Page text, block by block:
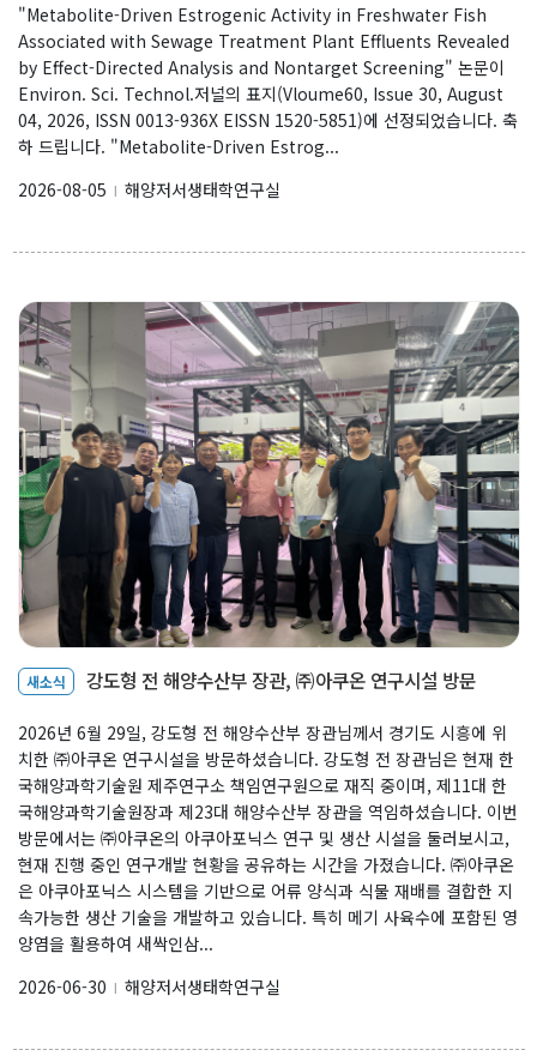
"Metabolite-Driven Estrogenic Activity in Freshwater Fish
Associated with Sewage Treatment Plant Effluents Revealed
by Effect-Directed Analysis and Nontarget Screening" 논문이
Environ. Sci. Technol.저널의 표지(Vloume60, Issue 30, August
04, 2026, ISSN 0013-936X EISSN 1520-5851)에 선정되었습니다. 축
하 드립니다. "Metabolite-Driven Estrog...
2026-08-05
해양저서생태학연구실
새소식 강도형 전 해양수산부 장관, ㈜아쿠온 연구시설 방문
2026년 6월 29일, 강도형 전 해양수산부 장관님께서 경기도 시흥에 위
치한 ㈜아쿠온 연구시설을 방문하셨습니다. 강도형 전 장관님은 현재 한
국해양과학기술원 제주연구소 책임연구원으로 재직 중이며, 제11대 한
국해양과학기술원장과 제23대 해양수산부 장관을 역임하셨습니다. 이번
방문에서는 ㈜아쿠온의 아쿠아포닉스 연구 및 생산 시설을 둘러보시고,
현재 진행 중인 연구개발 현황을 공유하는 시간을 가졌습니다. ㈜아쿠온
은 아쿠아포닉스 시스템을 기반으로 어류 양식과 식물 재배를 결합한 지
속가능한 생산 기술을 개발하고 있습니다. 특히 메기 사육수에 포함된 영
양염을 활용하여 새싹인삼...
2026-06-30 l 해양저서생태학연구실
Research
Vision & Goal
Topics
Projects
Facilities
Journal Articles
Presentations
Invited Talks or Keynote
Our data
Our Benthos
Our Sea
Our Booklet
Boards
New Publications
Public Articles
Seminars & Lectures
Academic Gatherings
News Media